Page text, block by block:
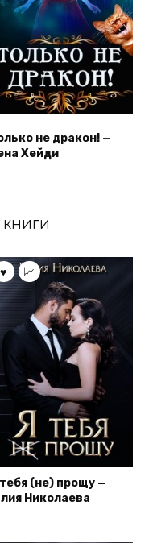
не дракон! —
Хейди
(не) прощу —
Николаева